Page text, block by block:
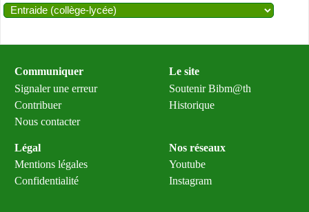
Communiquer
Signaler une erreur
Contribuer
Nous contacter
Le site
Soutenir Bibm@th
Historique
Légal
Mentions légales
Confidentialité
Nos réseaux
Youtube
Instagram